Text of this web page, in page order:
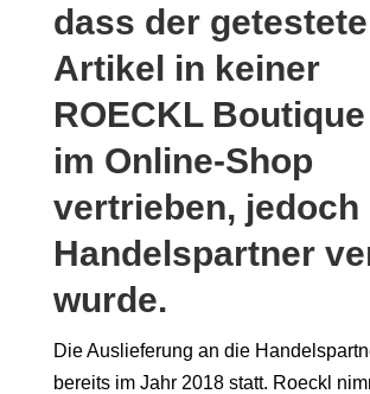
dass der getestete
Artikel in keiner
ROECKL
im Online-Shop
vertrieben, jedoch
Handelspartner
wurde.
Die Auslieferung an die
bereits im Jahr 2018 statt. Roeckl